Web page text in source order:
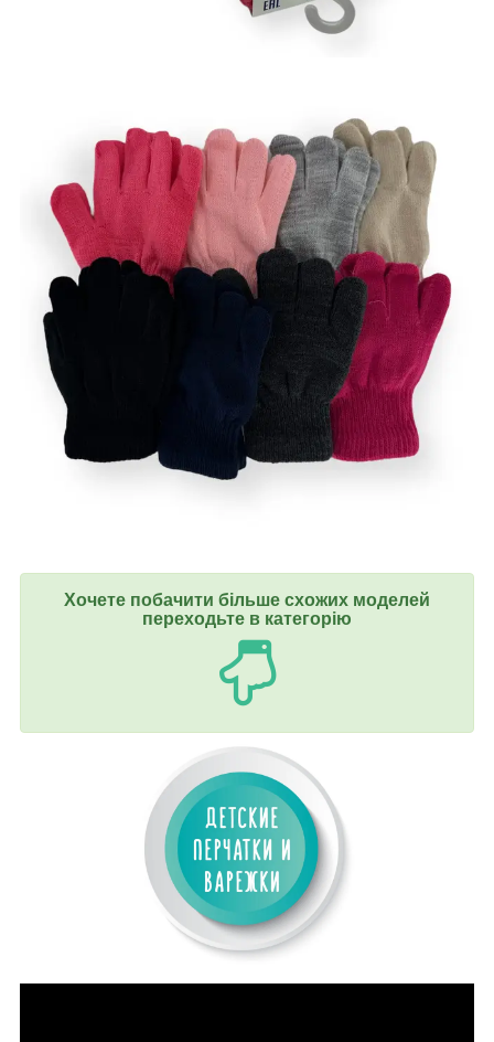
Хочете побачити більше схожих моделей
переходьте в категорію